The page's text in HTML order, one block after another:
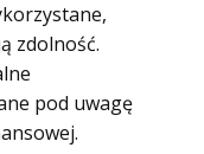
zdolność.
pod uwagę